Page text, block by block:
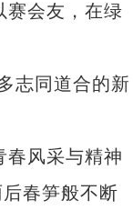
赛会友，在绿
志同道合的新
风采与精神
春笋般不断